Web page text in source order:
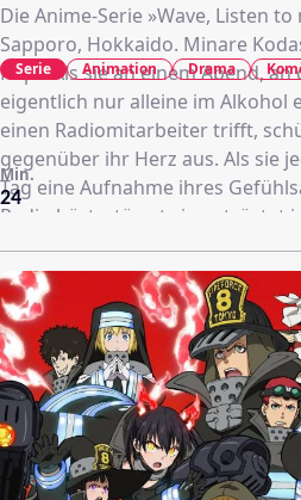
Die Anime-Serie »Wave, Listen
Sapporo, Hokkaido. Minare
Kopf. Als sie an einem Abend,
eigentlich nur alleine im Alkohol
einen Radiomitarbeiter trifft,
gegenüber ihr Herz aus. Als sie
Tag eine Aufnahme ihres
Radio hört, stürmt sie entrüstet in
Senders. Der Sendeleiter schafft
darüber hinaus auch noch zu
Interview in einer Talkshow zu
gerät damit immer tiefer in die
während anhand der einen
Nacht die exzentrischen
Fokus rücken.
24
Min.
Serie Animation Drama